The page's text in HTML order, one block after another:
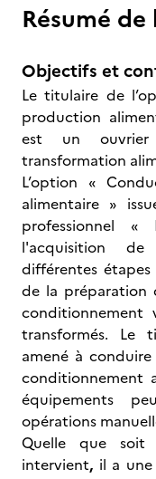
Résumé
Objectifs et
Le titulaire de
production
est un
transformation
L’option «
alimentaire »
professionnel «
l'acquisition de
différentes
de la préparation
conditionnement
transformés. Le
amené à
conditionnement
équipements
opérations
Quelle que
intervient, il a